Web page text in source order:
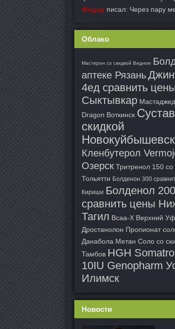
Федор писал: Через пару
Облако
Мастерон со скидкой Видное
аптеке Рязань
4ед сравнить
Сыктывкар
Dragon Воткинск
скидкой
Новокуйбышевск
Кленбутерол
Озерск Тритренол 150 со
Тольятти Болденон 300
Кириши Болденол 200
сравнить цены
Тагил Bcaa-X Верхний
Дростанолон Пропионат
Данабола Метан Соло со
Тамбов HGH
10IU Genopharm
Илимск
Новости